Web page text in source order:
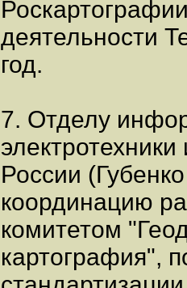
деятельности
год.
7. Отделу
России
координацию
комитетом
картография",